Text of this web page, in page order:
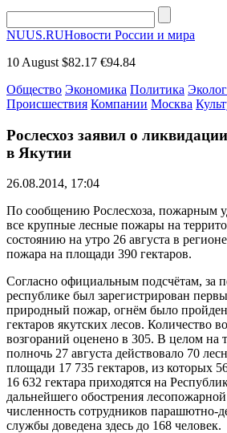
NUUS.RUНовости России и мира
10 August $82.17 €94.84
Общество Экономика Политика
Происшествия Компании Москва
Рослесхоз заявил о
в Якутии
26.08.2014, 17:04
По сообщению Рослесхоза, пожарным
все крупные лесные пожары на
состоянию на утро 26 августа в
пожара на площади 390 гектаров.
Согласно официальным подсчётам, за
республике был зарегистрирован
природный пожар, огнём было
гектаров якутских лесов. Количество
возгораний оценено в 305. В целом на
полночь 27 августа действовало 70
площади 17 735 гектаров, из которых
16 632 гектара приходятся на
дальнейшего обострения
численность сотрудников парашютно-
службы доведена здесь до 168 человек.